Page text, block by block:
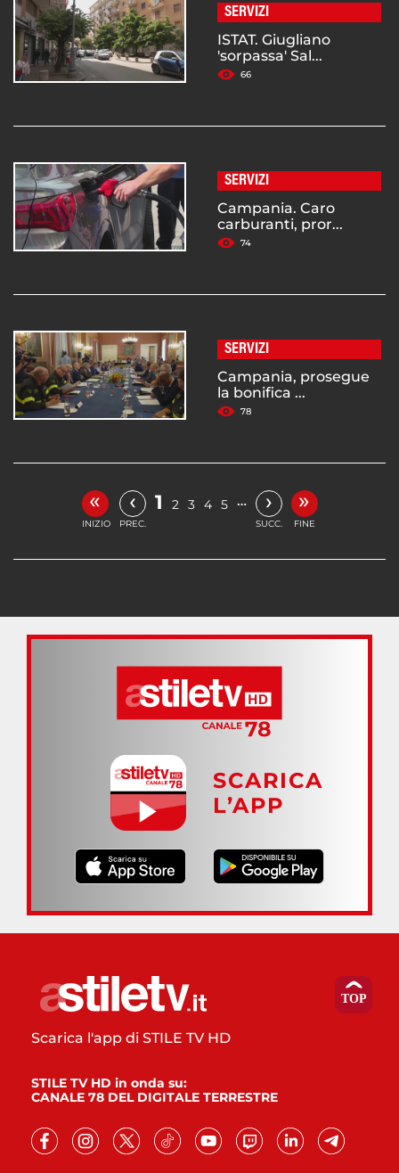
SERVIZI
ISTAT. Giugliano
'sorpassa' Sal...
66
SERVIZI
Campania. Caro
carburanti, pror...
74
SERVIZI
Campania, prosegue
la bonifica ...
78
«
INIZIO
‹
PREC.
1 2 3 4 5 … ›
SUCC.
»
FINE
SCARICA
L’APP
Scarica l'app di STILE TV HD
STILE TV HD in onda su:
CANALE 78 DEL DIGITALE TERRESTRE